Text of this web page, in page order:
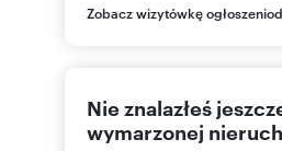
PL
Zobacz wizytówkę
Nie znalazłeś
wymarzonej